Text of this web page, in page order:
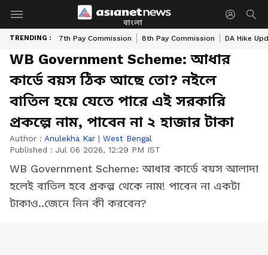
বাংলা
TRENDING : 7th Pay Commission 8th Pay Commission DA Hike
WB Government Scheme: আধার
কার্ডে বয়স ঠিক আছে তো? নইলে
বাতিল হয়ে যেতে পারে এই সরকারি
প্রকল্পে নাম, পাবেন না ২ হাজার টাকা
Author : Anulekha Kar | West Bengal
Published : Jul 06 2026, 12:29 PM IST
WB Government Scheme: আধার কার্ডে বয়স আলাদা
হলেই বাতিল হবে প্রকল্প থেকে নাম! পাবেন না একটা
টাকাও..জেনে নিন কী করবেন?